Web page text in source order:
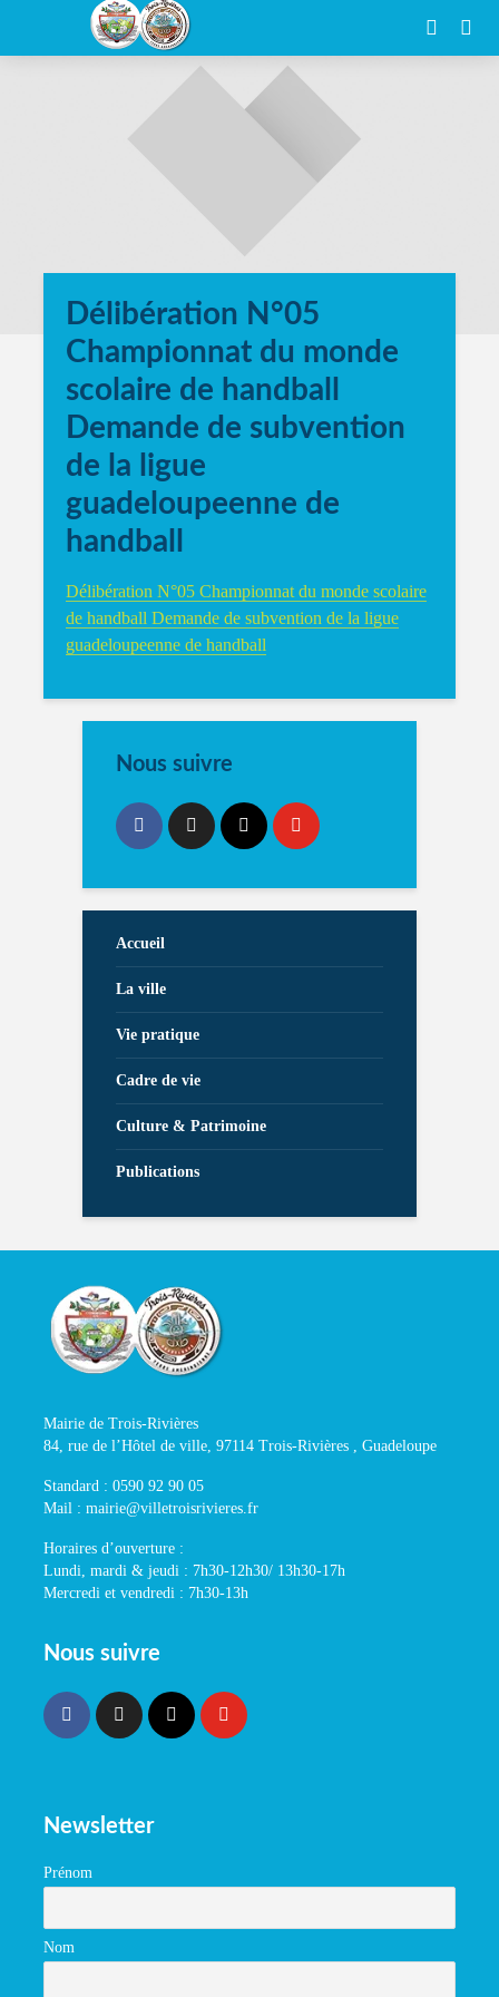
Délibération N°05
Championnat du monde
scolaire de handball
Demande de subvention
de la ligue
guadeloupeenne de
handball
Délibération N°05 Championnat du monde scolaire
de handball Demande de subvention de la ligue
guadeloupeenne de handball
Nous suivre
Accueil
La ville
Vie pratique
Cadre de vie
Culture & Patrimoine
Publications
Mairie de Trois-Rivières
84, rue de l’Hôtel de ville, 97114 Trois-Rivières , Guadeloupe
Standard : 0590 92 90 05
Mail : mairie@villetroisrivieres.fr
Horaires d’ouverture :
Lundi, mardi & jeudi : 7h30-12h30/ 13h30-17h
Mercredi et vendredi : 7h30-13h
Nous suivre
Newsletter
Prénom
Nom